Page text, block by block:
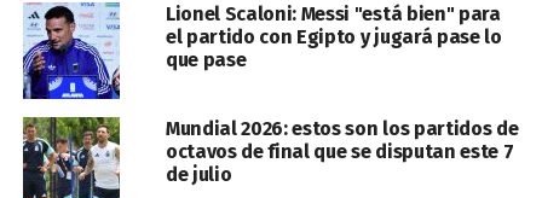
Lionel Scaloni: Messi "está bien" para
el partido con Egipto y jugará pase lo
que pase
Mundial 2026: estos son los partidos de
octavos de final que se disputan este 7
de julio